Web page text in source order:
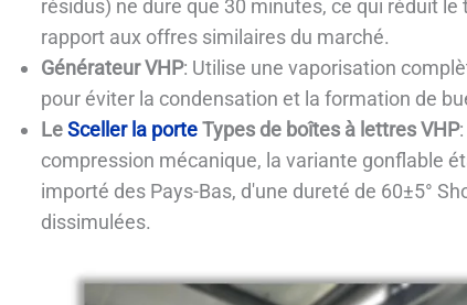
résidus) ne dure que 30 minutes, ce qui réduit
rapport aux offres similaires du marché.
Générateur VHP: Utilise une vaporisation
pour éviter la condensation et la formation de
LeSceller la porteTypes de boîtes à lettres VHP
compression mécanique, la variante gonflable
importé des Pays-Bas, d'une dureté de 60±5°
dissimulées.